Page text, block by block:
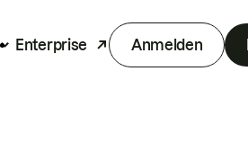
Enterprise Anmelden